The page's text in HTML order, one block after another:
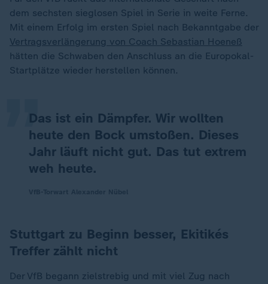
dem sechsten sieglosen Spiel in Serie in weite Ferne.
Mit einem Erfolg im ersten Spiel nach Bekanntgabe der
Vertragsverlängerung von Coach Sebastian Hoeneß
hätten die Schwaben den Anschluss an die Europokal-
Startplätze wieder herstellen können.
Das ist ein Dämpfer. Wir wollten
heute den Bock umstoßen. Dieses
Jahr läuft nicht gut. Das tut extrem
weh heute.
„
Stuttgart zu Beginn besser, Ekitikés
Treffer zählt nicht
Der VfB begann zielstrebig und mit viel Zug nach